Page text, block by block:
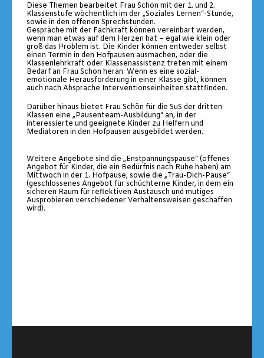
Diese Themen bearbeitet Frau Schön mit der 1. und 2.
Klassenstufe wöchentlich im der „Soziales Lernen“-Stunde,
sowie in den offenen Sprechstunden.
Gespräche mit der Fachkraft können vereinbart werden,
wenn man etwas auf dem Herzen hat – egal wie klein oder
groß das Problem ist. Die Kinder können entweder selbst
einen Termin in den Hofpausen ausmachen, oder die
Klassenlehrkraft oder Klassenassistenz treten mit einem
Bedarf an Frau Schön heran. Wenn es eine sozial-
emotionale Herausforderung in einer Klasse gibt, können
auch nach Absprache Interventionseinheiten stattfinden.
Darüber hinaus bietet Frau Schön für die SuS der dritten
Klassen eine „Pausenteam-Ausbildung“ an, in der
interessierte und geeignete Kinder zu Helfern und
Mediatoren in den Hofpausen ausgebildet werden.
Weitere Angebote sind die „Enstpannungspause“ (offenes
Angebot für Kinder, die ein Bedürfnis nach Ruhe haben) am
Mittwoch in der 1. Hofpause, sowie die „Trau-Dich-Pause“
(geschlossenes Angebot für schüchterne Kinder, in dem ein
sicheren Raum für reflektiven Austausch und mutiges
Ausprobieren verschiedener Verhaltensweisen geschaffen
wird).